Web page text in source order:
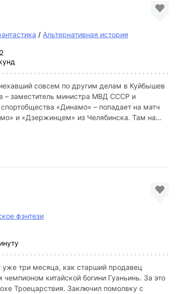
/ Альтернативная история
совсем по другим делам в Куйбышев
– заместитель министра МВД СССР и
«Динамо» – попадает на матч
и «Дзержинцем» из Челябинска. Там на
фэнтези
уже три месяца, как старший продавец
китайской богини Гуаньинь. За это
Троецарствия. Заключил помолвку с